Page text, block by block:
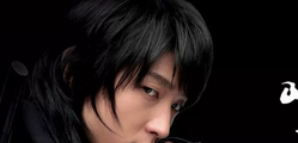
Yoo Seung Ho Park Bo